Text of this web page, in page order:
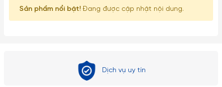
Sản phẩm nổi bật! Đang được cập nhật nội dung.
Dịch vụ uy tín